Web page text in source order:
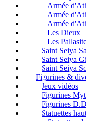
Armée
Armée
Armée
Les Dieux
Les
Saint Seiya
Saint Seiya
Saint Seiya
Figurines &
Jeux vidéos
Figurines
Figurines
Statuettes